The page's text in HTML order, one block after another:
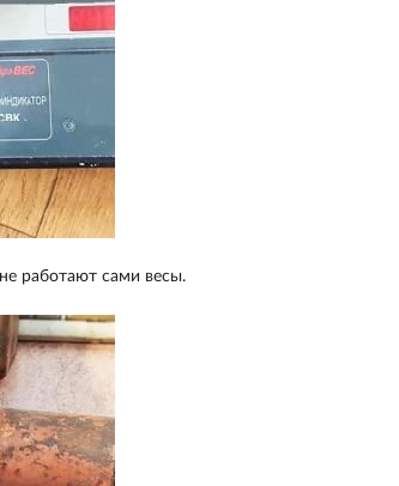
работают сами весы.